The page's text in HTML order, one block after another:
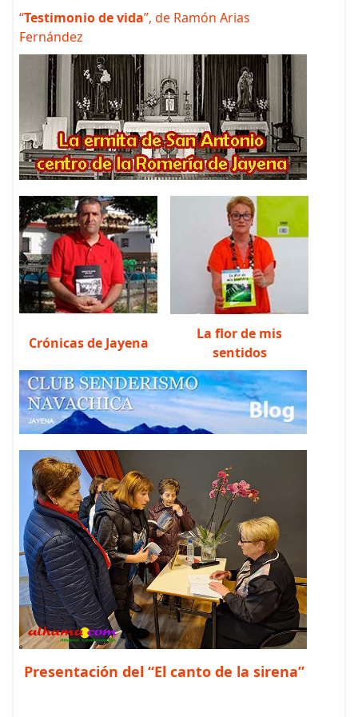
“Testimonio de vida”, de Ramón Arias
Fernández
Crónicas de Jayena
La flor de mis
sentidos
Presentación del “El canto de la sirena”